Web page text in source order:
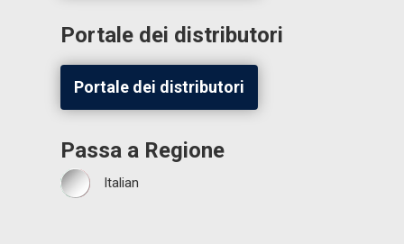
Portale dei distributori
Portale dei distributori
Passa a Regione
Italian